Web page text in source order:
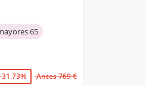
65
-31.73%
Antes 769 €